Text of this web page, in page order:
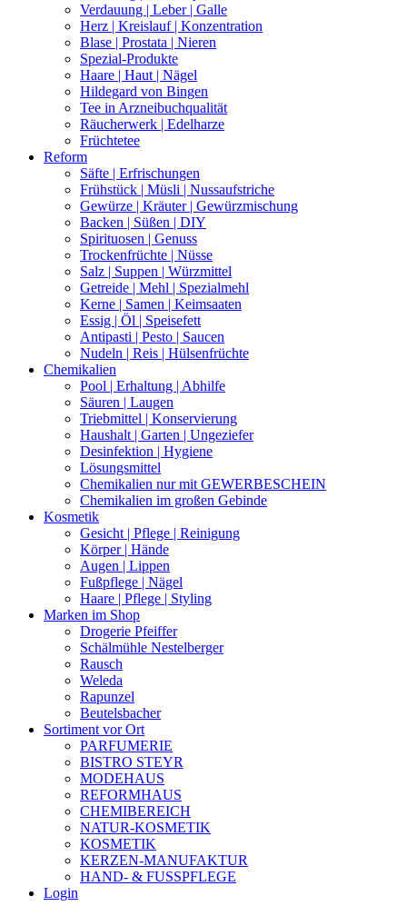
Verdauung | Leber | Galle
Herz | Kreislauf | Konzentration
Blase | Prostata | Nieren
Spezial-Produkte
Haare | Haut | Nägel
Hildegard von Bingen
Tee in Arzneibuchqualität
Räucherwerk | Edelharze
Früchtetee
Reform
Säfte | Erfrischungen
Frühstück | Müsli | Nussaufstriche
Gewürze | Kräuter | Gewürzmischung
Backen | Süßen | DIY
Spirituosen | Genuss
Trockenfrüchte | Nüsse
Salz | Suppen | Würzmittel
Getreide | Mehl | Spezialmehl
Kerne | Samen | Keimsaaten
Essig | Öl | Speisefett
Antipasti | Pesto | Saucen
Nudeln | Reis | Hülsenfrüchte
Chemikalien
Pool | Erhaltung | Abhilfe
Säuren | Laugen
Triebmittel | Konservierung
Haushalt | Garten | Ungeziefer
Desinfektion | Hygiene
Lösungsmittel
Chemikalien nur mit GEWERBESCHEIN
Chemikalien im großen Gebinde
Kosmetik
Gesicht | Pflege | Reinigung
Körper | Hände
Augen | Lippen
Fußpflege | Nägel
Haare | Pflege | Styling
Marken im Shop
Drogerie Pfeiffer
Schälmühle Nestelberger
Rausch
Weleda
Rapunzel
Beutelsbacher
Sortiment vor Ort
PARFUMERIE
BISTRO STEYR
MODEHAUS
REFORMHAUS
CHEMIBEREICH
NATUR-KOSMETIK
KOSMETIK
KERZEN-MANUFAKTUR
HAND- & FUSSPFLEGE
Login